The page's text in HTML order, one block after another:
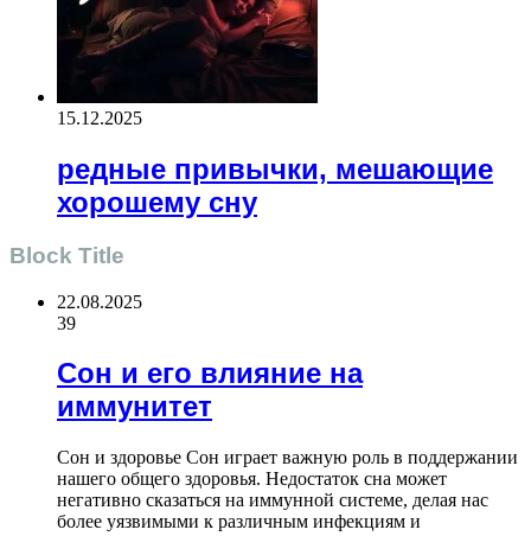
15.12.2025
редные привычки, мешающие
хорошему сну
Block Title
22.08.2025
39
Сон и его влияние на
иммунитет
Сон и здоровье Сон играет важную роль в поддержании
нашего общего здоровья. Недостаток сна может
негативно сказаться на иммунной системе, делая нас
более уязвимыми к различным инфекциям и